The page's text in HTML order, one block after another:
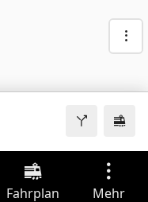
Fahrplan Mehr